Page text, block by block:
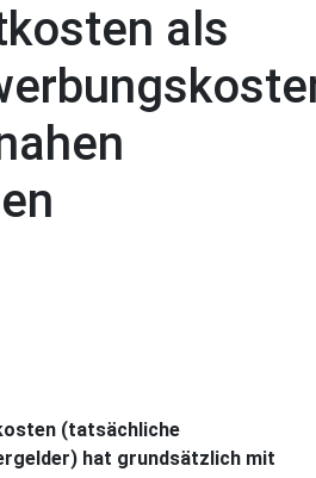
als
(tatsächliche
hat grundsätzlich mit